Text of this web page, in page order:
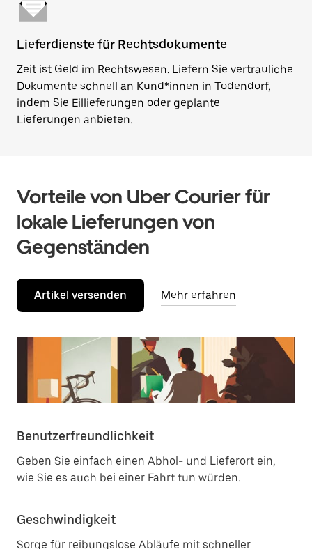
Lieferdienste für Rechtsdokumente
Zeit ist Geld im Rechtswesen. Liefern Sie vertrauliche
Dokumente schnell an Kund*innen in Todendorf,
indem Sie Eillieferungen oder geplante
Lieferungen anbieten.
Vorteile von Uber Courier für
lokale Lieferungen von
Gegenständen
Artikel versenden Mehr erfahren
Benutzerfreundlichkeit
Geben Sie einfach einen Abhol- und Lieferort ein,
wie Sie es auch bei einer Fahrt tun würden.
Geschwindigkeit
Sorge für reibungslose Abläufe mit schneller